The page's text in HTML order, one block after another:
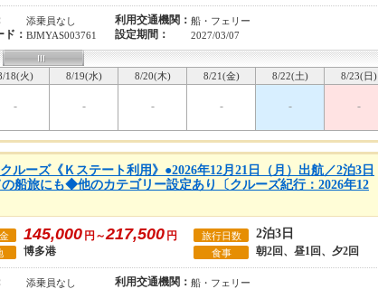
添乗員なし 利用交通機関： 船・フェリー
： BJMYAS003761 設定期間： 2027/03/07
18(火) 8/19(水) 8/20(木) 8/21(金) 8/22(土) 8/23(日)
- - - - - -
ルーズ《Ｋステート利用》●2026年12月21日（月）出航／2泊3日
船旅にも◆他のカテゴリー設定あり〔クルーズ紀行：2026年12
145,000 円～217,500 円 旅行日数 2泊3日
博多港 食事 朝2回、昼1回、夕2回
添乗員なし 利用交通機関： 船・フェリー